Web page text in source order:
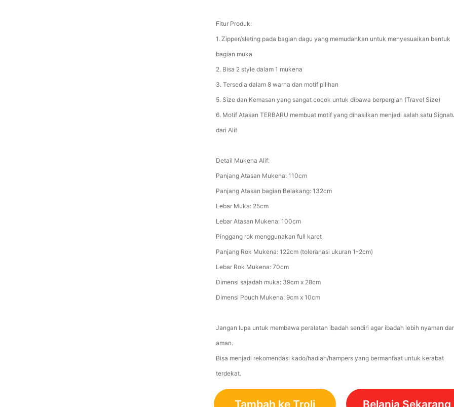
Fitur Produk:
1. Zipper/sleting pada bagian dagu yang memudahkan untuk menyesuaikan bentuk
bagian muka
2. Bisa 2 style dalam 1 mukena
3. Tersedia dalam 8 warna dan motif pilihan
5. Size dan Kemasan yang sangat cocok untuk dibawa berpergian (Travel Size)
6. Motif Atasan TERBARU membuat motif yang dihasilkan menjadi salah satu
dari Alif
Detail Mukena Alif:
Panjang Atasan Mukena: 110cm
Panjang Atasan bagian Belakang: 132cm
Lebar Muka: 25cm
Lebar Atasan Mukena: 100cm
Pinggang rok menggunakan full karet
Panjang Rok Mukena: 122cm (toleranasi ukuran 1-2cm)
Lebar Rok Mukena: 70cm
Dimensi sajadah muka: 39cm x 28cm
Dimensi Pouch Mukena: 9cm x 10cm
Jangan lupa untuk membawa peralatan ibadah sendiri agar ibadah lebih nyaman
aman.
Bisa menjadi rekomendasi kado/hadiah/hampers yang bermanfaat untuk kerabat
terdekat.
Tambah ke Troli Belanja Sekarang